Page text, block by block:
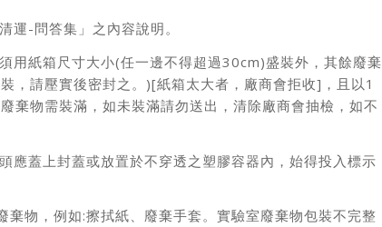
運-問答集」之內容說明。
用紙箱尺寸大小(任一邊不得超過30cm)盛裝外，其餘廢棄
，請壓實後密封之。)[紙箱太大者，廠商會拒收]，且以1
棄物需裝滿，如未裝滿請勿送出，清除廠商會抽檢，如不
應蓋上封蓋或放置於不穿透之塑膠容器內，始得投入標示
物，例如:擦拭紙、廢棄手套。實驗室廢棄物包裝不完整